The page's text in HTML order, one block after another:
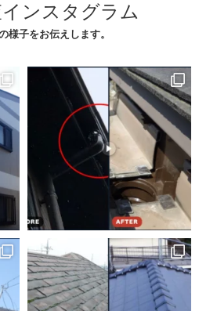
ンスタグラム
様子をお伝えします。